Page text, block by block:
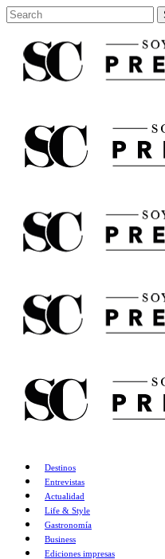
Destinos
Entrevistas
Actualidad
Life & Style
Gastronomía
Business
Ediciones impresas